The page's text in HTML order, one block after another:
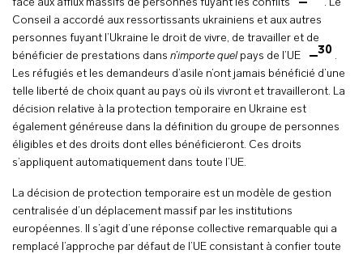
face aux afflux massifs de personnes fuyant les conflits
. Le
Conseil a accordé aux ressortissants ukrainiens et aux autres
personnes fuyant l’Ukraine le droit de vivre, de travailler et de
bénéficier de prestations dans n’importe quel pays de l’UE 30 .
Les réfugiés et les demandeurs d’asile n’ont jamais bénéficié d’une
telle liberté de choix quant au pays où ils vivront et travailleront. La
décision relative à la protection temporaire en Ukraine est
également généreuse dans la définition du groupe de personnes
éligibles et des droits dont elles bénéficieront. Ces droits
s’appliquent automatiquement dans toute l’UE.
La décision de protection temporaire est un modèle de gestion
centralisée d’un déplacement massif par les institutions
européennes. Il s’agit d’une réponse collective remarquable qui a
remplacé l’approche par défaut de l’UE consistant à confier toute